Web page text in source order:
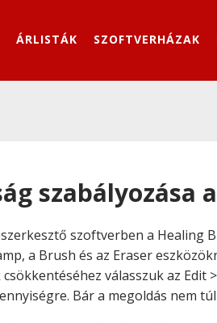
ÁRLISTÁK SZOFTVERHÁZAK
szabályozása
szoftverben a Healing
a Brush és az Eraser
válasszuk az
Bár a megoldás nem